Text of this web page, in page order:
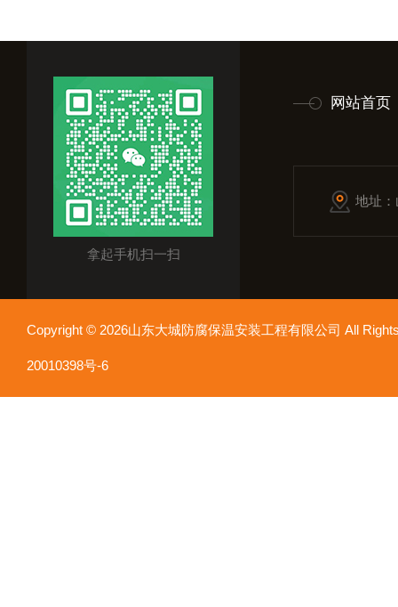
拿起手机扫一扫
网站首页
地址
Copyright © 2026山东大城防腐保温安装工程有限公司 All
20010398号-6